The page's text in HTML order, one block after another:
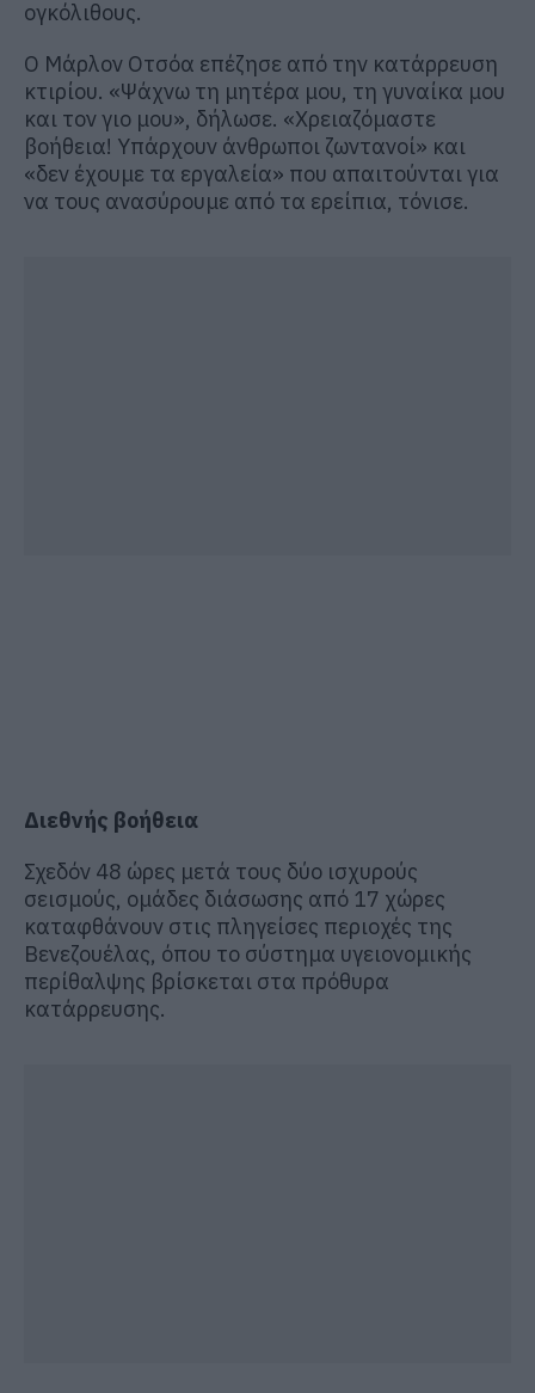
ογκόλιθους.
Ο Μάρλον Οτσόα επέζησε από την κατάρρευση
κτιρίου. «Ψάχνω τη μητέρα μου, τη γυναίκα μου
και τον γιο μου», δήλωσε. «Χρειαζόμαστε
βοήθεια! Υπάρχουν άνθρωποι ζωντανοί» και
«δεν έχουμε τα εργαλεία» που απαιτούνται για
να τους ανασύρουμε από τα ερείπια, τόνισε.
Διεθνής βοήθεια
Σχεδόν 48 ώρες μετά τους δύο ισχυρούς
σεισμούς, ομάδες διάσωσης από 17 χώρες
καταφθάνουν στις πληγείσες περιοχές της
Βενεζουέλας, όπου το σύστημα υγειονομικής
περίθαλψης βρίσκεται στα πρόθυρα
κατάρρευσης.